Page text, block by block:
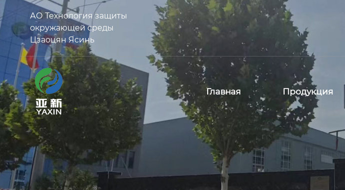
АО Технология защиты
окружающей среды
Цзаоцян Ясинь
Главная Продукция